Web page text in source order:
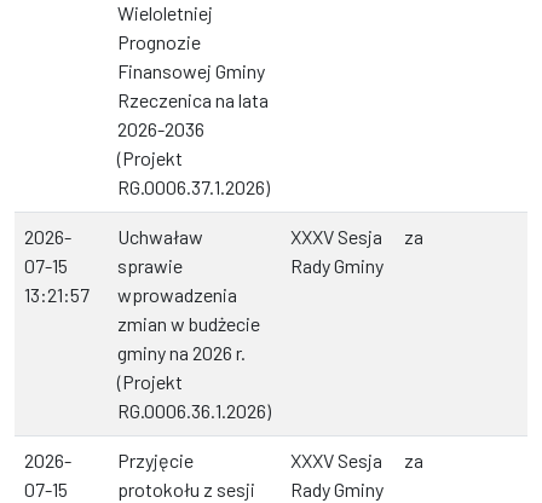
Wieloletniej
Prognozie
Finansowej Gminy
Rzeczenica na lata
2026-2036
(Projekt
RG.0006.37.1.2026)
2026-
07-15
13:21:57
Uchwaław
sprawie
wprowadzenia
zmian w budżecie
gminy na 2026 r.
(Projekt
RG.0006.36.1.2026)
XXXV Sesja
Rady Gminy
za
2026-
07-15
Przyjęcie
protokołu z sesji
XXXV Sesja
Rady Gminy
za